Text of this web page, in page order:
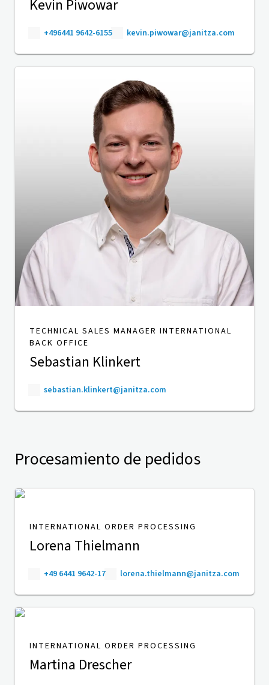
Kevin Piwowar
+496441 9642-6155 kevin.piwowar@janitza.com
TECHNICAL SALES MANAGER INTERNATIONAL
BACK OFFICE
Sebastian Klinkert
sebastian.klinkert@janitza.com
Procesamiento de pedidos
INTERNATIONAL ORDER PROCESSING
Lorena Thielmann
+49 6441 9642-17 lorena.thielmann@janitza.com
INTERNATIONAL ORDER PROCESSING
Martina Drescher